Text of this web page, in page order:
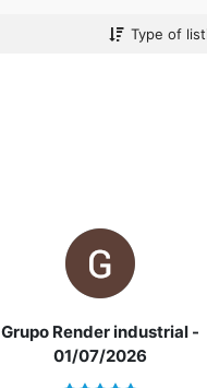
Type of
Grupo Render industrial -
01/07/2026